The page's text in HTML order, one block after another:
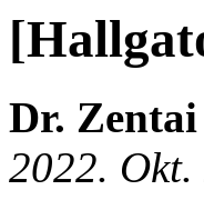
Dr.
2022.